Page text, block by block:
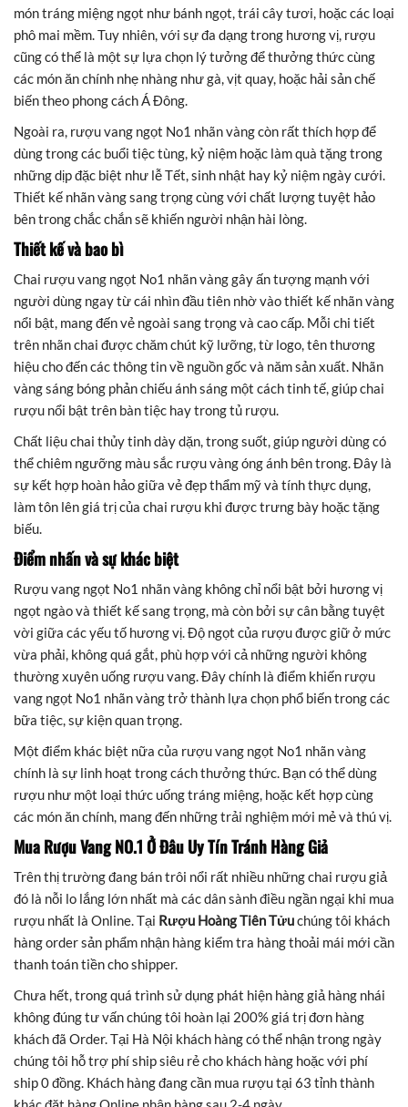
món tráng miệng ngọt như bánh ngọt, trái cây tươi, hoặc các loại
phô mai mềm. Tuy nhiên, với sự đa dạng trong hương vị, rượu
cũng có thể là một sự lựa chọn lý tưởng để thưởng thức cùng
các món ăn chính nhẹ nhàng như gà, vịt quay, hoặc hải sản chế
biến theo phong cách Á Đông.
Ngoài ra, rượu vang ngọt No1 nhãn vàng còn rất thích hợp để
dùng trong các buổi tiệc tùng, kỷ niệm hoặc làm quà tặng trong
những dịp đặc biệt như lễ Tết, sinh nhật hay kỷ niệm ngày cưới.
Thiết kế nhãn vàng sang trọng cùng với chất lượng tuyệt hảo
bên trong chắc chắn sẽ khiến người nhận hài lòng.
Thiết kế và bao bì
Chai rượu vang ngọt No1 nhãn vàng gây ấn tượng mạnh với
người dùng ngay từ cái nhìn đầu tiên nhờ vào thiết kế nhãn vàng
nổi bật, mang đến vẻ ngoài sang trọng và cao cấp. Mỗi chi tiết
trên nhãn chai được chăm chút kỹ lưỡng, từ logo, tên thương
hiệu cho đến các thông tin về nguồn gốc và năm sản xuất. Nhãn
vàng sáng bóng phản chiếu ánh sáng một cách tinh tế, giúp chai
rượu nổi bật trên bàn tiệc hay trong tủ rượu.
Chất liệu chai thủy tinh dày dặn, trong suốt, giúp người dùng có
thể chiêm ngưỡng màu sắc rượu vàng óng ánh bên trong. Đây là
sự kết hợp hoàn hảo giữa vẻ đẹp thẩm mỹ và tính thực dụng,
làm tôn lên giá trị của chai rượu khi được trưng bày hoặc tặng
biếu.
Điểm nhấn và sự khác biệt
Rượu vang ngọt No1 nhãn vàng không chỉ nổi bật bởi hương vị
ngọt ngào và thiết kế sang trọng, mà còn bởi sự cân bằng tuyệt
vời giữa các yếu tố hương vị. Độ ngọt của rượu được giữ ở mức
vừa phải, không quá gắt, phù hợp với cả những người không
thường xuyên uống rượu vang. Đây chính là điểm khiến rượu
vang ngọt No1 nhãn vàng trở thành lựa chọn phổ biến trong các
bữa tiệc, sự kiện quan trọng.
Một điểm khác biệt nữa của rượu vang ngọt No1 nhãn vàng
chính là sự linh hoạt trong cách thưởng thức. Bạn có thể dùng
rượu như một loại thức uống tráng miệng, hoặc kết hợp cùng
các món ăn chính, mang đến những trải nghiệm mới mẻ và thú vị.
Mua Rượu Vang NO.1 Ở Đâu Uy Tín Tránh Hàng Giả
Trên thị trường đang bán trôi nổi rất nhiều những chai rượu giả
đó là nỗi lo lắng lớn nhất mà các dân sành điều ngần ngại khi mua
rượu nhất là Online. Tại Rượu Hoàng Tiên Tửuchúng tôi khách
hàng order sản phẩm nhận hàng kiểm tra hàng thoải mái mới cần
thanh toán tiền cho shipper.
Chưa hết, trong quá trình sử dụng phát hiện hàng giả hàng nhái
không đúng tư vấn chúng tôi hoàn lại 200% giá trị đơn hàng
khách đã Order. Tại Hà Nội khách hàng có thể nhận trong ngày
chúng tôi hỗ trợ phí ship siêu rẻ cho khách hàng hoặc với phí
ship 0 đồng. Khách hàng đang cần mua rượu tại 63 tỉnh thành